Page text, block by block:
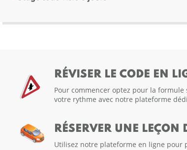
RÉVISER LE CODE EN
Pour commencer optez pour la
votre rythme avec notre plateforme
RÉSERVER UNE LEÇON
Utilisez notre plateforme en ligne pour